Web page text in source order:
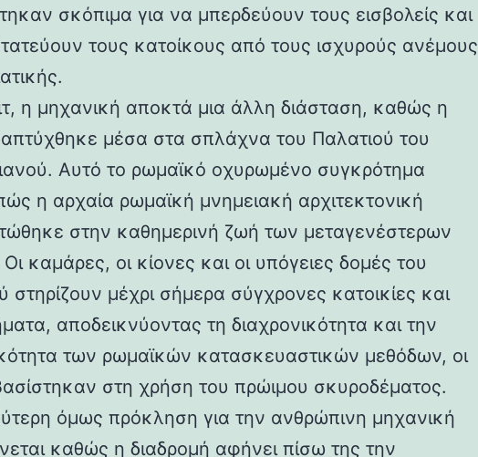
σκόπιμα για να μπερδεύουν τους εισβολείς και
τους κατοίκους από τους ισχυρούς ανέμους
η μηχανική αποκτά μια άλλη διάσταση, καθώς η
μέσα στα σπλάχνα του Παλατιού του
Αυτό το ρωμαϊκό οχυρωμένο συγκρότημα
η αρχαία ρωμαϊκή μνημειακή αρχιτεκτονική
στην καθημερινή ζωή των μεταγενέστερων
καμάρες, οι κίονες και οι υπόγειες δομές του
στηρίζουν μέχρι σήμερα σύγχρονες κατοικίες και
αποδεικνύοντας τη διαχρονικότητα και την
των ρωμαϊκών κατασκευαστικών μεθόδων, οι
στη χρήση του πρώιμου σκυροδέματος.
όμως πρόκληση για την ανθρώπινη μηχανική
καθώς η διαδρομή αφήνει πίσω της την